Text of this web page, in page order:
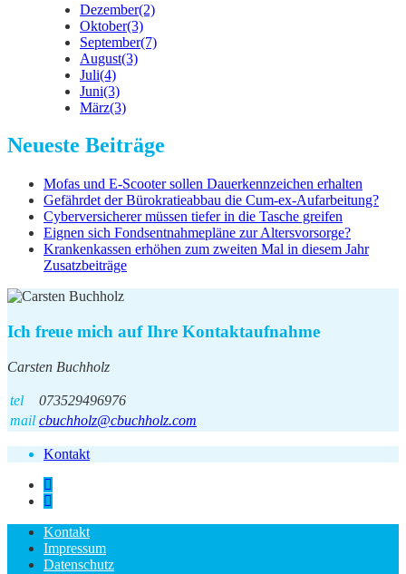
Dezember(2)
Oktober(3)
September(7)
August(3)
Juli(4)
Juni(3)
März(3)
Neueste Beiträge
Mofas und E-Scooter sollen Dauerkennzeichen erhalten
Gefährdet der Bürokratieabbau die Cum-ex-Aufarbeitung?
Cyberversicherer müssen tiefer in die Tasche greifen
Eignen sich Fondsentnahmepläne zur Altersvorsorge?
Krankenkassen erhöhen zum zweiten Mal in diesem Jahr
Zusatzbeiträge
Ich freue mich auf Ihre Kontaktaufnahme
Carsten Buchholz
tel
073529496976
mail cbuchholz@cbuchholz.com
Kontakt
Kontakt
Impressum
Datenschutz